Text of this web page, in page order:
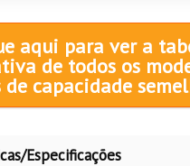
aqui para ver a
de todos os
capacidade
Especificações